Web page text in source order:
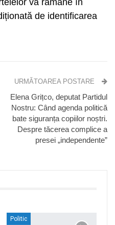
va rămâne în
de identificarea
URMĂTOAREA POSTARE
Elena Grițco, deputat Partidul
Nostru: Când agenda politică
bate siguranța copiilor noștri.
Despre tăcerea complice a
presei „independente”
Politic